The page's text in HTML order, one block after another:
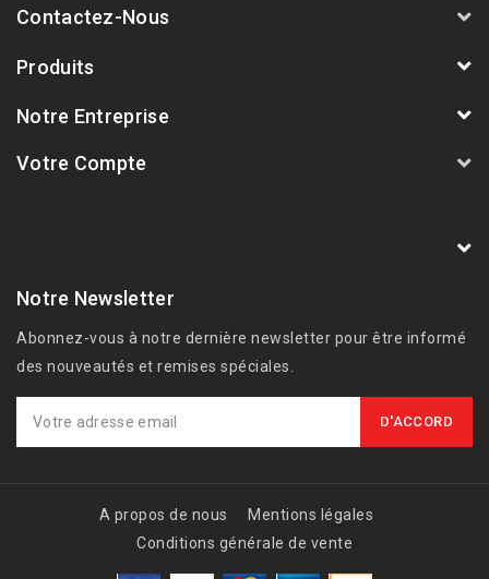
Contactez-Nous
Produits
Notre Entreprise
Votre Compte
Notre Newsletter
Abonnez-vous à notre dernière newsletter pour être informé
des nouveautés et remises spéciales.
A propos de nous
Mentions légales
Conditions générale de vente